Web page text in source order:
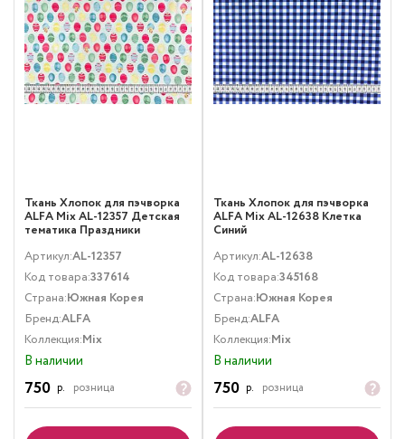
Ткань Хлопок для пэчворка
ALFA Mix AL-12357 Детская
тематика Праздники
Артикул:AL-12357
Код товара:337614
Страна:Южная Корея
Бренд:ALFA
Коллекция:Mix
В наличии
750 р. розница
Ткань Хлопок для пэчворка
ALFA Mix AL-12638 Клетка
Синий
Артикул:AL-12638
Код товара:345168
Страна:Южная Корея
Бренд:ALFA
Коллекция:Mix
В наличии
750 р. розница